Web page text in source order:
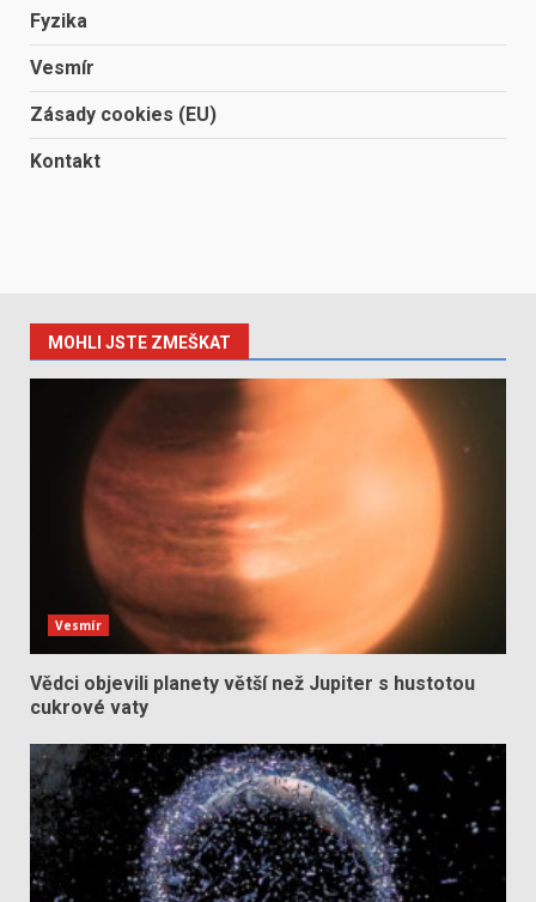
Fyzika
Vesmír
Zásady cookies (EU)
Kontakt
MOHLI JSTE ZMEŠKAT
Vesmír
Vědci objevili planety větší než Jupiter s hustotou
cukrové vaty